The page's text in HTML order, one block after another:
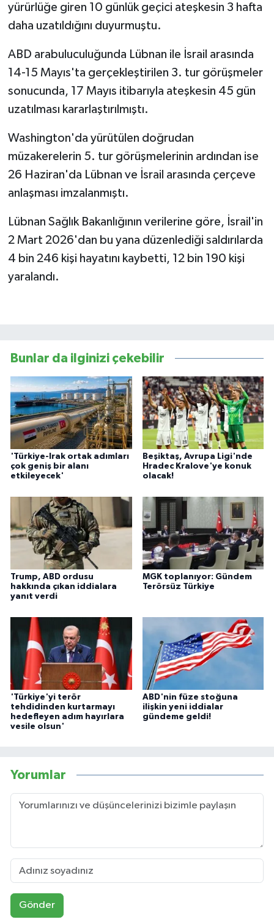
yürürlüğe giren 10 günlük geçici ateşkesin 3 hafta
daha uzatıldığını duyurmuştu.
ABD arabuluculuğunda Lübnan ile İsrail arasında
14-15 Mayıs'ta gerçekleştirilen 3. tur görüşmeler
sonucunda, 17 Mayıs itibarıyla ateşkesin 45 gün
uzatılması kararlaştırılmıştı.
Washington'da yürütülen doğrudan
müzakerelerin 5. tur görüşmelerinin ardından ise
26 Haziran'da Lübnan ve İsrail arasında çerçeve
anlaşması imzalanmıştı.
Lübnan Sağlık Bakanlığının verilerine göre, İsrail'in
2 Mart 2026'dan bu yana düzenlediği saldırılarda
4 bin 246 kişi hayatını kaybetti, 12 bin 190 kişi
yaralandı.
Bunlar da ilginizi çekebilir
'Türkiye-Irak ortak adımları
çok geniş bir alanı
etkileyecek'
Beşiktaş, Avrupa Ligi'nde
Hradec Kralove'ye konuk
olacak!
Trump, ABD ordusu
hakkında çıkan iddialara
yanıt verdi
MGK toplanıyor: Gündem
Terörsüz Türkiye
'Türkiye'yi terör
tehdidinden kurtarmayı
hedefleyen adım hayırlara
vesile olsun'
ABD'nin füze stoğuna
ilişkin yeni iddialar
gündeme geldi!
Yorumlar
Gönder